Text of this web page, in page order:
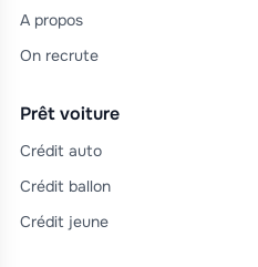
A propos
On recrute
Prêt voiture
Crédit auto
Crédit ballon
Crédit jeune